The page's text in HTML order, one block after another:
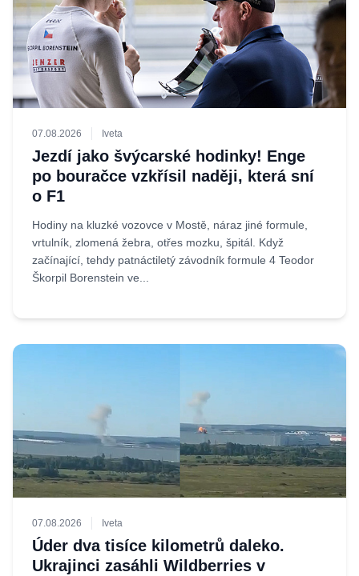
07.08.2026 Iveta
Jezdí jako švýcarské hodinky! Enge
po bouračce vzkřísil naději, která sní
o F1
Hodiny na kluzké vozovce v Mostě, náraz jiné formule,
vrtulník, zlomená žebra, otřes mozku, špitál. Když
začínající, tehdy patnáctiletý závodník formule 4 Teodor
Škorpil Borenstein ve...
07.08.2026 Iveta
Úder dva tisíce kilometrů daleko.
Ukrajinci zasáhli Wildberries v